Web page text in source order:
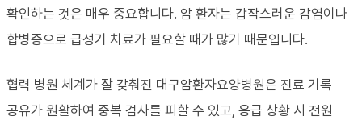
확인하는 것은 매우 중요합니다. 암 환자는 갑작스러운 감염이나
합병증으로 급성기 치료가 필요할 때가 많기 때문입니다.
협력 병원 체계가 잘 갖춰진 대구암환자요양병원은 진료 기록
공유가 원활하여 중복 검사를 피할 수 있고, 응급 상황 시 전원